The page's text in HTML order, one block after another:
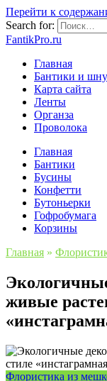
Перейти к
Search for:
FantikPro.ru
Главная
Бантики и
Карта сайта
Ленты
Органза
Проволока
Главная
Бантики
Бусины
Конфетти
Бутоньерки
Гофробумага
Корзины
Главная »
живые
Флористика из